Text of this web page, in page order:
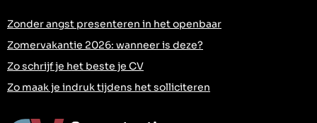
Zonder angst presenteren in het openbaar
Zomervakantie 2026: wanneer is deze?
Zo schrijf je het beste je CV
Zo maak je indruk tijdens het solliciteren